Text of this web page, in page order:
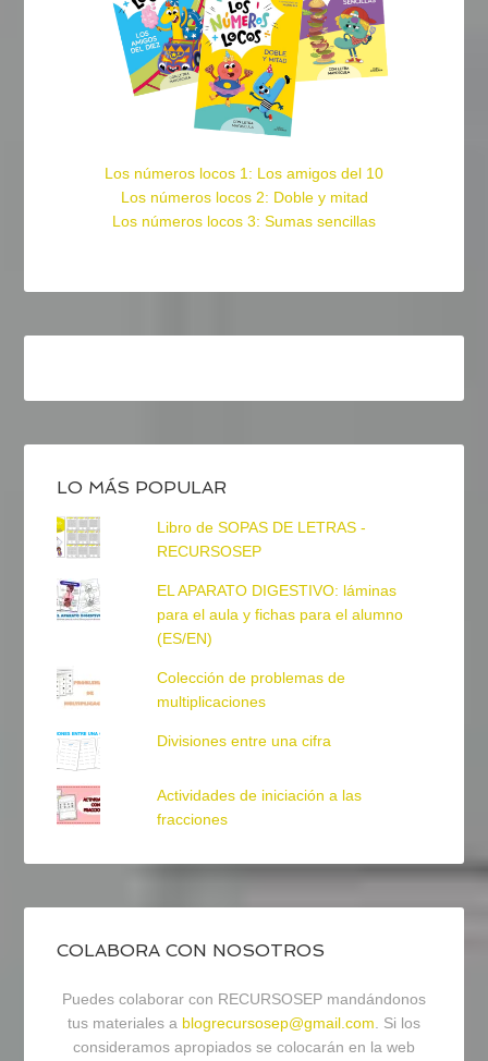
Los números locos 1: Los amigos del 10
Los números locos 2: Doble y mitad
Los números locos 3: Sumas sencillas
LO MÁS POPULAR
Libro de SOPAS DE LETRAS -
RECURSOSEP
EL APARATO DIGESTIVO: láminas
para el aula y fichas para el alumno
(ES/EN)
Colección de problemas de
multiplicaciones
Divisiones entre una cifra
Actividades de iniciación a las
fracciones
COLABORA CON NOSOTROS
Puedes colaborar con RECURSOSEP mandándonos
tus materiales a blogrecursosep@gmail.com. Si los
consideramos apropiados se colocarán en la web